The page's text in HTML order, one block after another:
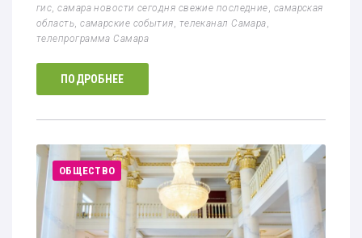
гис,самара новости сегодня свежие последние, самарская
область,самарские события, телеканал Самара,
телепрограмма Самара
ПОДРОБНЕЕ
ОБЩЕСТВО